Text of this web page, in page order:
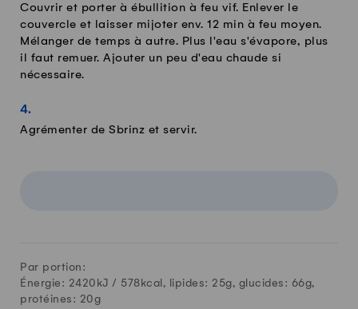
Couvrir et porter à ébullition à feu vif. Enlever le
couvercle et laisser mijoter env. 12 min à feu moyen.
Mélanger de temps à autre. Plus l'eau s'évapore, plus
il faut remuer. Ajouter un peu d'eau chaude si
nécessaire.
Agrémenter de Sbrinz et servir.
Par portion:
Énergie: 2420kJ / 578 kcal, lipides: 25g, glucides: 66g,
protéines: 20g